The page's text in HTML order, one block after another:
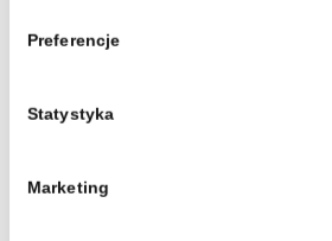
Preferencje
Statystyka
Marketing
Zobacz najważniejsze zasady
osób aktywnie